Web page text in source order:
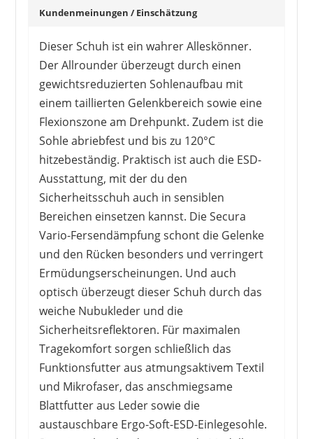
Kundenmeinungen / Einschätzung
Dieser Schuh ist ein wahrer Alleskönner.
Der Allrounder überzeugt durch einen
gewichtsreduzierten Sohlenaufbau mit
einem taillierten Gelenkbereich sowie eine
Flexionszone am Drehpunkt. Zudem ist die
Sohle abriebfest und bis zu 120°C
hitzebeständig. Praktisch ist auch die ESD-
Ausstattung, mit der du den
Sicherheitsschuh auch in sensiblen
Bereichen einsetzen kannst. Die Secura
Vario-Fersendämpfung schont die Gelenke
und den Rücken besonders und verringert
Ermüdungserscheinungen. Und auch
optisch überzeugt dieser Schuh durch das
weiche Nubukleder und die
Sicherheitsreflektoren. Für maximalen
Tragekomfort sorgen schließlich das
Funktionsfutter aus atmungsaktivem Textil
und Mikrofaser, das anschmiegsame
Blattfutter aus Leder sowie die
austauschbare Ergo-Soft-ESD-Einlegesohle.